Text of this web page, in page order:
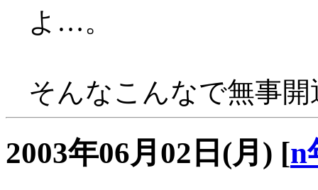
よ…。
そんなこんなで無事
2003年06月02日(月) [n